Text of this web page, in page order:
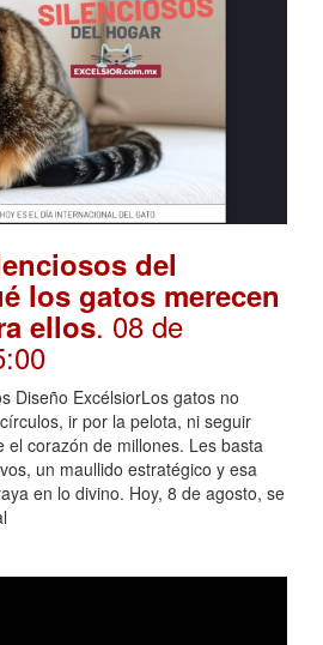
del
los gatos merecen
ellos. 08 de
Diseño ExcélsiorLos gatos no
ir por la pelota, ni seguir
corazón de millones. Les basta
un maullido estratégico y esa
en lo divino. Hoy, 8 de agosto, se